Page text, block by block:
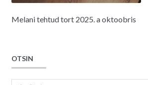
Melani tehtud tort 2025. a oktoobris
OTSIN